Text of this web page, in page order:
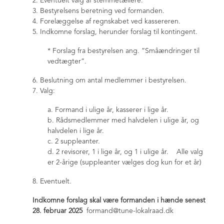
Referater
Generalforsamlinger
Fingerplanen
Fingerplan høring
Fingerplan Borgermøde
Fingerplanen - NYT
Diverse info
Trafikken i Tune
Spæncom grunden - Lundevej
Tjæreby grusgrav
Juletræstænding 2021
Valgmøde maj 2019
3. Bestyrelsens beretning ved formanden.
4. Forelæggelse af regnskabet ved kassereren.
5. Indkomne forslag, herunder forslag til kontingent.
* Forslag fra bestyrelsen ang. ”Småændringer til
vedtægter”.
6. Beslutning om antal medlemmer i bestyrelsen.
7. Valg:
a. Formand i ulige år, kasserer i lige år.
b. Rådsmedlemmer med halvdelen i ulige år, og
halvdelen i lige år.
c. 2 suppleanter.
d. 2 revisorer, 1 i lige år, og 1 i ulige år. Alle valg
er 2-årige (suppleanter vælges dog kun for et år)
8. Eventuelt.
Indkomne forslag skal være formanden i hænde senest
28. februar 2025 formand@tune-lokalraad.dk